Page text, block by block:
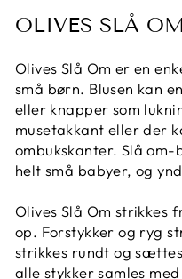
OLIVES SLÅ OM
Olives Slå Om er en
små børn. Blusen kan
eller knapper som
musetakkant eller der
ombukskanter. Slå
helt små babyer, og
Olives Slå Om strikkes
op. Forstykker og ryg
strikkes rundt og
alle stykker samles